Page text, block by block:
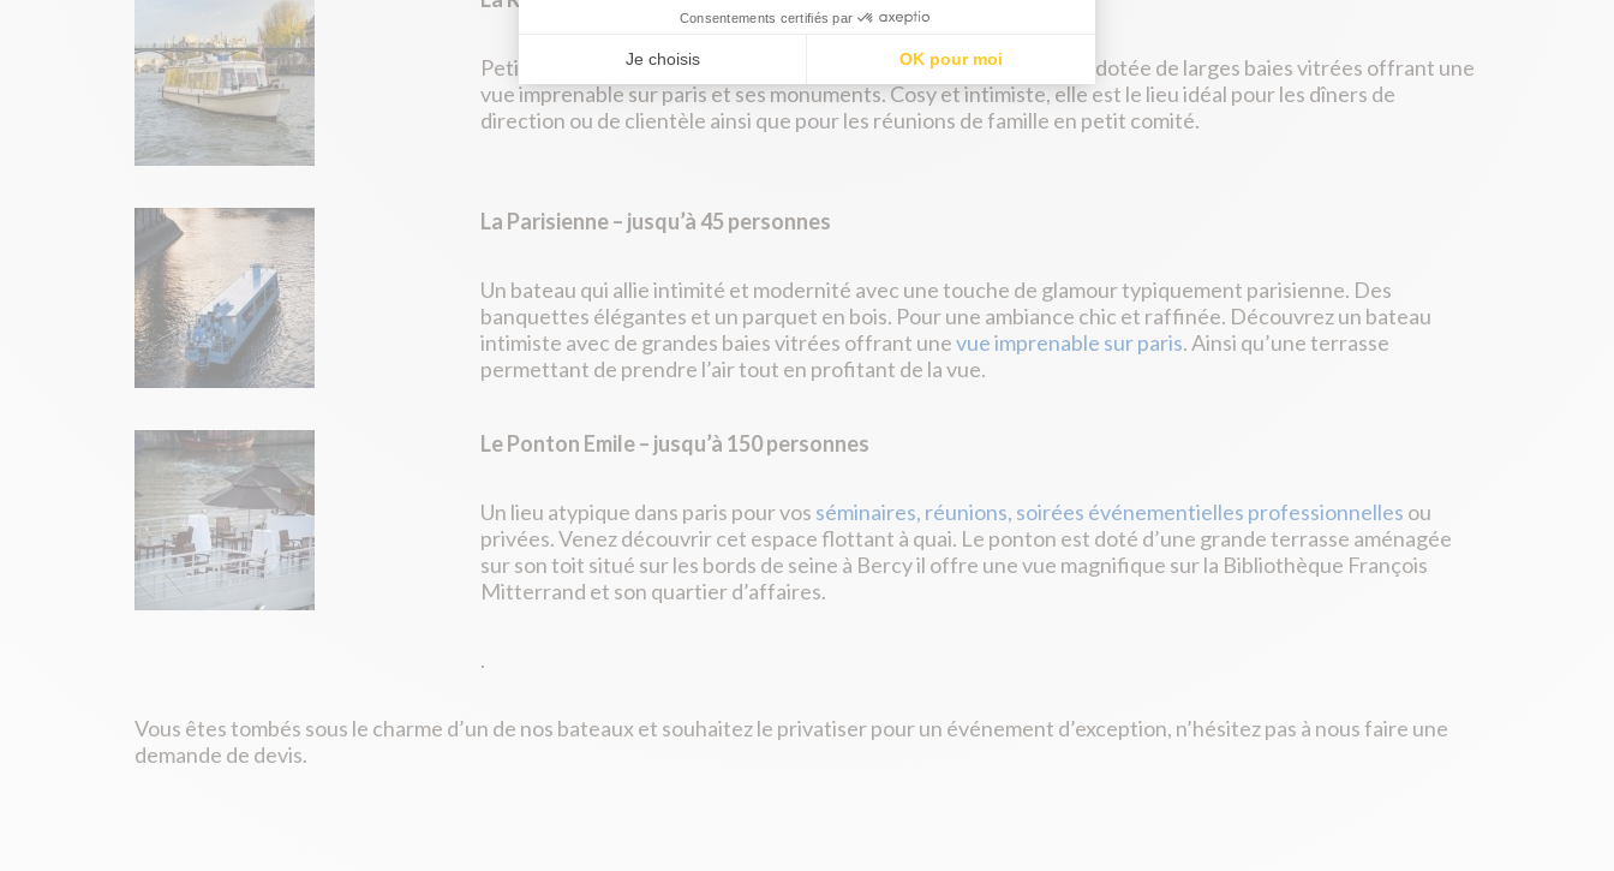
Petite vedette décorée dans un style rétro tout en acajou, elle est dotée de larges baies vitrées offrant une
vue imprenable sur paris et ses monuments. Cosy et intimiste, elle est le lieu idéal pour les dîners de
direction ou de clientèle ainsi que pour les réunions de famille en petit comité.
La Parisienne – jusqu’à 45 personnes
Un bateau qui allie intimité et modernité avec une touche de glamour typiquement parisienne. Des
banquettes élégantes et un parquet en bois. Pour une ambiance chic et raffinée. Découvrez un bateau
intimiste avec de grandes baies vitrées offrant unevue imprenable sur paris. Ainsi qu’une terrasse
permettant de prendre l’air tout en profitant de la vue.
Le Ponton Emile – jusqu’à 150 personnes
Un lieu atypique dans paris pour vos séminaires, réunions, soirées événementielles professionnelles ou
privées. Venez découvrir cet espace flottant à quai. Le ponton est doté d’une grande terrasse aménagée
sur son toit situé sur les bords de seine à Bercy il offre une vue magnifique sur la Bibliothèque François
Mitterrand et son quartier d’affaires.
.
Vous êtes tombés sous le charme d’un de nos bateaux et souhaitez le privatiser pour un événement d’exception, n’hésitez pas à nous faire une
demande de devis.